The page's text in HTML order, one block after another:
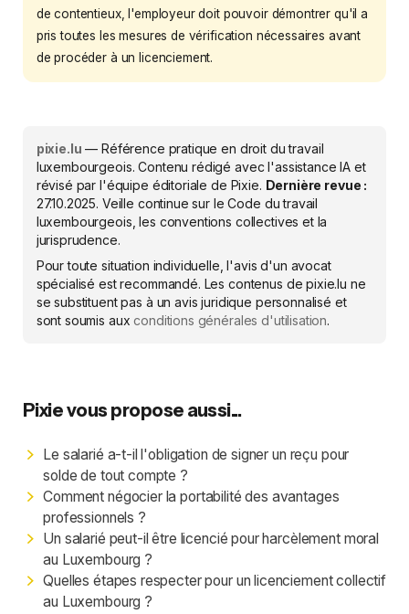
de contentieux, l'employeur doit pouvoir démontrer qu'il a
pris toutes les mesures de vérification nécessaires avant
de procéder à un licenciement.
pixie.lu — Référence pratique en droit du travail
luxembourgeois. Contenu rédigé avec l'assistance IA et
révisé par l'équipe éditoriale de Pixie. Dernière revue :
27.10.2025. Veille continue sur le Code du travail
luxembourgeois, les conventions collectives et la
jurisprudence.
Pour toute situation individuelle, l'avis d'un avocat
spécialisé est recommandé. Les contenus de pixie.lu ne
se substituent pas à un avis juridique personnalisé et
sont soumis auxconditions générales d'utilisation.
Pixie vous propose aussi...
Le salarié a-t-il l'obligation de signer un reçu pour
solde de tout compte ?
Comment négocier la portabilité des avantages
professionnels ?
Un salarié peut-il être licencié pour harcèlement moral
au Luxembourg ?
Quelles étapes respecter pour un licenciement collectif
au Luxembourg ?